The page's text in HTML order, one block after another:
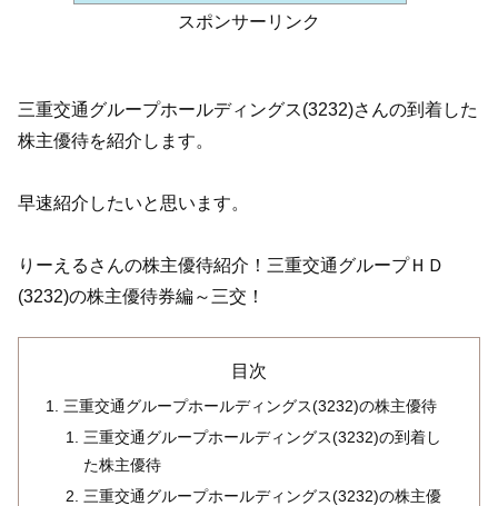
スポンサーリンク
三重交通グループホールディングス(3232)さんの到着した
株主優待を紹介します。
早速紹介したいと思います。
りーえるさんの株主優待紹介！三重交通グループＨＤ
(3232)の株主優待券編～三交！
目次
三重交通グループホールディングス(3232)の株主優待
三重交通グループホールディングス(3232)の到着し
た株主優待
三重交通グループホールディングス(3232)の株主優